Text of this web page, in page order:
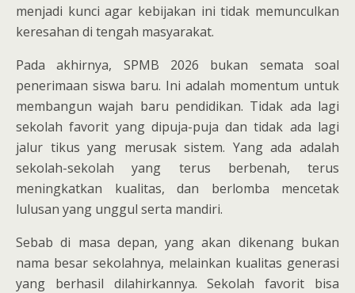
menjadi kunci agar kebijakan ini tidak memunculkan
keresahan di tengah masyarakat.
Pada akhirnya, SPMB 2026 bukan semata soal
penerimaan siswa baru. Ini adalah momentum untuk
membangun wajah baru pendidikan. Tidak ada lagi
sekolah favorit yang dipuja-puja dan tidak ada lagi
jalur tikus yang merusak sistem. Yang ada adalah
sekolah-sekolah yang terus berbenah, terus
meningkatkan kualitas, dan berlomba mencetak
lulusan yang unggul serta mandiri.
Sebab di masa depan, yang akan dikenang bukan
nama besar sekolahnya, melainkan kualitas generasi
yang berhasil dilahirkannya. Sekolah favorit bisa